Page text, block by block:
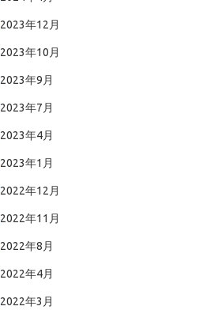
2023年12月
2023年10月
2023年9月
2023年7月
2023年4月
2023年1月
2022年12月
2022年11月
2022年8月
2022年4月
2022年3月